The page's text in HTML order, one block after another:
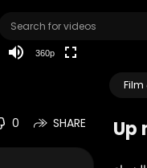
360p
Up
0 SHARE